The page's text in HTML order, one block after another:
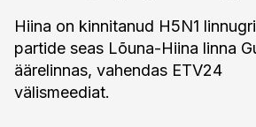
Hiina on kinnitanud H5N1
partide seas Lõuna-Hiina linna
äärelinnas, vahendas ETV24
välismeediat.